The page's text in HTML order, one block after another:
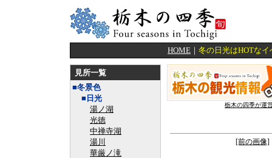
HOME ｜ 冬の日光はHOTな
見所一覧
■冬景色
■日光
湯ノ湖
光徳
中禅寺湖
湯川
華厳ノ滝
栃木の四季が運
[前の画像]